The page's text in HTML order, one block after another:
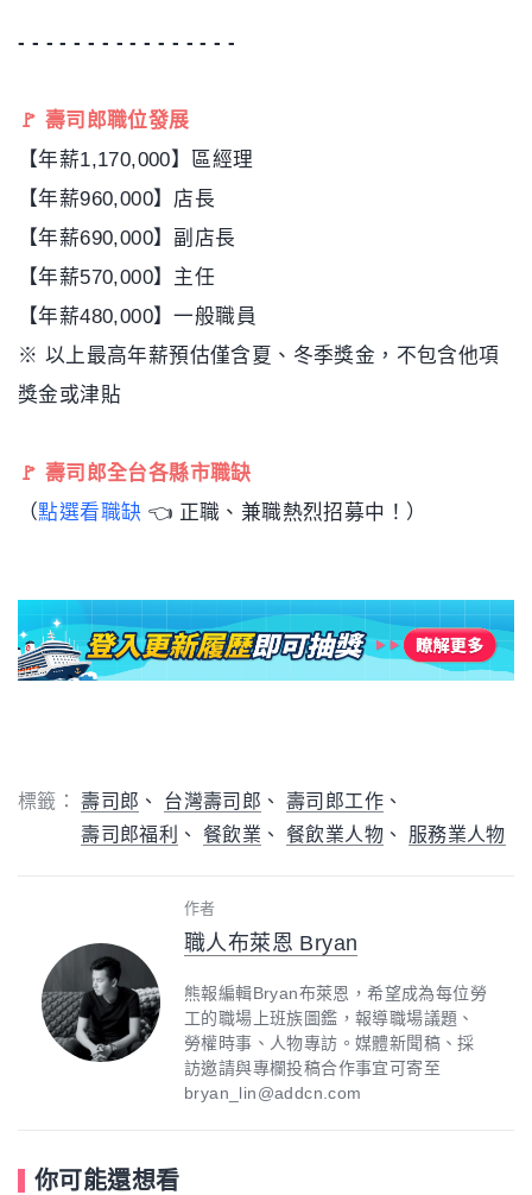
- - - - - - - - - - - - - - - -
🚩 壽司郎職位發展
【年薪1,170,000】區經理
【年薪960,000】店長
【年薪690,000】副店長
【年薪570,000】主任
【年薪480,000】一般職員
※ 以上最高年薪預估僅含夏、冬季獎金，不包含他項
獎金或津貼
🚩 壽司郎全台各縣市職缺
（點選看職缺 👈 正職、兼職熱烈招募中！）
標籤： 壽司郎 台灣壽司郎
壽司郎工作
壽司郎福利
餐飲業 餐飲業人物 服務業人物
作者
職人布萊恩 Bryan
熊報編輯Bryan布萊恩，希望成為每位勞
工的職場上班族圖鑑，報導職場議題、
勞權時事、人物專訪。媒體新聞稿、採
訪邀請與專欄投稿合作事宜可寄至
bryan_lin@addcn.com
你可能還想看